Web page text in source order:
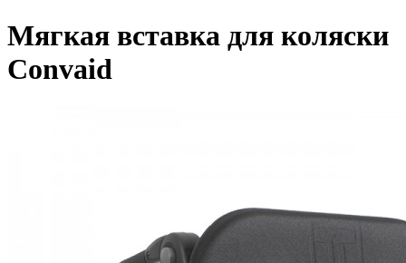
Мягкая вставка для коляски
Convaid